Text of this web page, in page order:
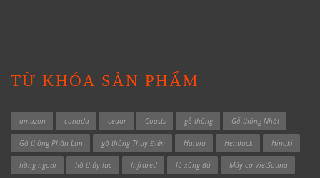
TỪ KHÓA SẢN PHẨM
amazon canada cedar Coasts gỗ thông Gỗ thông Nhật
Gỗ thông Phần Lan gỗ thông Thụy Điển Harvia Hemlock Hinoki
hồng ngoại hồ thủy lực Infrared lò xông đá Máy cơ VietSauna